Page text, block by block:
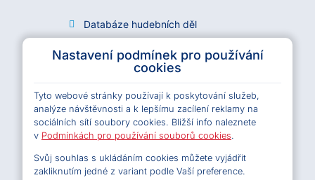
Nastavení podmínek pro používání
cookies
Tyto webové stránky používají k poskytování služeb,
analýze návštěvnosti a k lepšímu zacílení reklamy na
sociálních sítí soubory cookies. Bližší info naleznete
v Podmínkách pro používání souborů cookies.
Svůj souhlas s ukládáním cookies můžete vyjádřit
zakliknutím jedné z variant podle Vaší preference.
Databáze hudebních děl
Kariéra
Licenční podmínky e-shopu OSA
Pravidla ochrany osobních údajů
Pravidla cookies